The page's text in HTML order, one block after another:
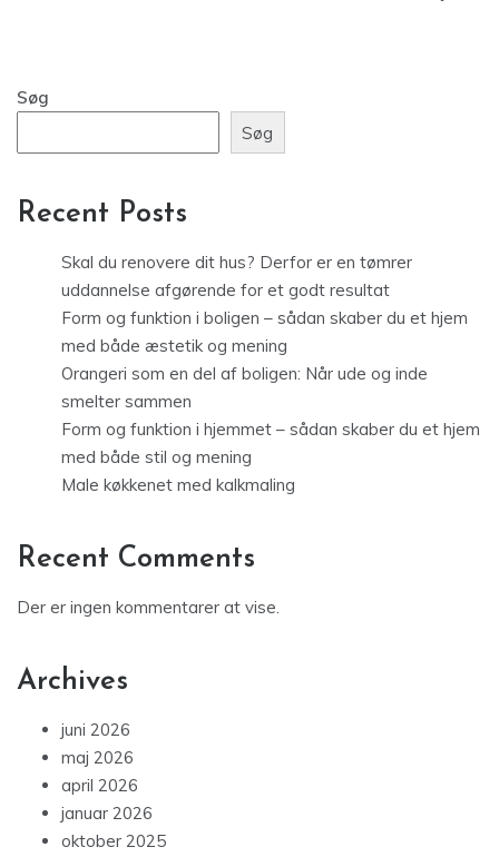
Søg
Søg
Recent Posts
Skal du renovere dit hus? Derfor er en tømrer
uddannelse afgørende for et godt resultat
Form og funktion i boligen – sådan skaber du et hjem
med både æstetik og mening
Orangeri som en del af boligen: Når ude og inde
smelter sammen
Form og funktion i hjemmet – sådan skaber du et hjem
med både stil og mening
Male køkkenet med kalkmaling
Recent Comments
Der er ingen kommentarer at vise.
Archives
juni 2026
maj 2026
april 2026
januar 2026
oktober 2025